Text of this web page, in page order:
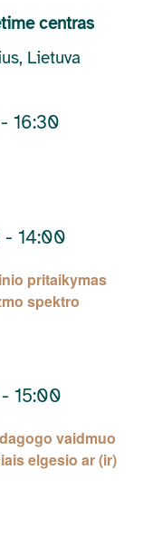
centras
Lietuva
- 16:30
pritaikymas
spektro
- 14:00
vaidmuo
elgesio ar (ir)
- 15:00